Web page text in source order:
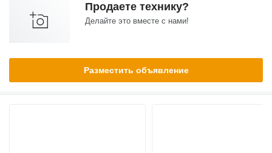
Продаете технику?
Делайте это вместе с нами!
Разместить объявление